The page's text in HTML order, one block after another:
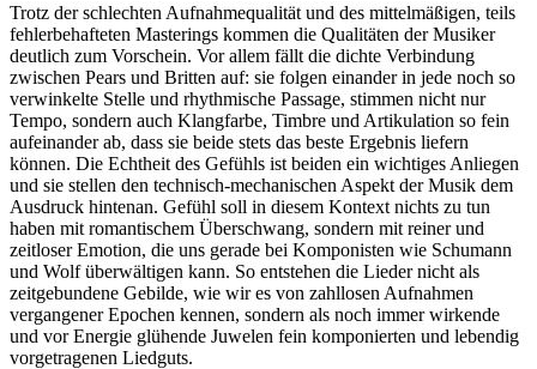
Trotz der schlechten Aufnahmequalität und des mittelmäßigen, teils
fehlerbehafteten Masterings kommen die Qualitäten der Musiker
deutlich zum Vorschein. Vor allem fällt die dichte Verbindung
zwischen Pears und Britten auf: sie folgen einander in jede noch so
verwinkelte Stelle und rhythmische Passage, stimmen nicht nur
Tempo, sondern auch Klangfarbe, Timbre und Artikulation so fein
aufeinander ab, dass sie beide stets das beste Ergebnis liefern
können. Die Echtheit des Gefühls ist beiden ein wichtiges Anliegen
und sie stellen den technisch-mechanischen Aspekt der Musik dem
Ausdruck hintenan. Gefühl soll in diesem Kontext nichts zu tun
haben mit romantischem Überschwang, sondern mit reiner und
zeitloser Emotion, die uns gerade bei Komponisten wie Schumann
und Wolf überwältigen kann. So entstehen die Lieder nicht als
zeitgebundene Gebilde, wie wir es von zahllosen Aufnahmen
vergangener Epochen kennen, sondern als noch immer wirkende
und vor Energie glühende Juwelen fein komponierten und lebendig
vorgetragenen Liedguts.